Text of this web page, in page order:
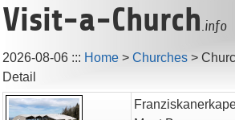
Visit-a-Church.info
2026-08-06 ::: Home > Churches >
Detail